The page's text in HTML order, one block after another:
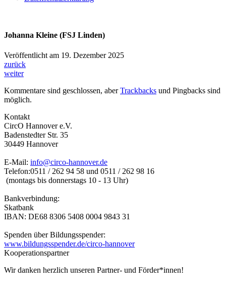
Johanna Kleine (FSJ Linden)
Veröffentlicht am 19. Dezember 2025
zurück
weiter
Kommentare sind geschlossen, aberTrackbacks und Pingbacks sind
möglich.
Kontakt
CircO Hannover e.V.
Badenstedter Str. 35
30449 Hannover
E-Mail: info@circo-hannover.de
Telefon:0511 / 262 94 58 und 0511 / 262 98 16
(montags bis donnerstags 10 - 13 Uhr)
Bankverbindung:
Skatbank
IBAN: DE68 8306 5408 0004 9843 31
Spenden über Bildungsspender:
www.bildungsspender.de/circo-hannover
Kooperationspartner
Wir danken herzlich unseren Partner- und Förder*innen!